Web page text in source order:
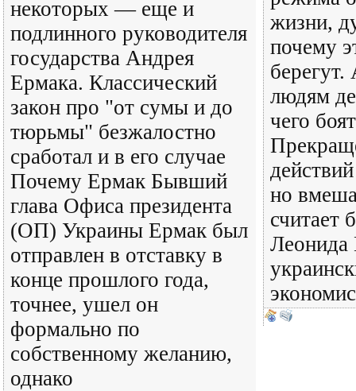
некоторых — еще и
подлинного руководителя
государства Андрея
Ермака. Классический
закон про "от сумы и до
тюрьмы" безжалостно
сработал и в его случае
Почему Ермак Бывший
глава Офиса президента
(ОП) Украины Ермак был
отправлен в отставку в
конце прошлого года,
точнее, ушел он
формально по
собственному желанию,
однако
жизни,
почему
людям
чего
но
считает